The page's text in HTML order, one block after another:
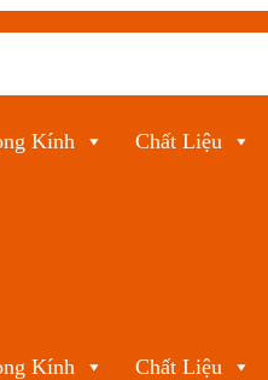
Kính Chất Liệu
Kính Chất Liệu